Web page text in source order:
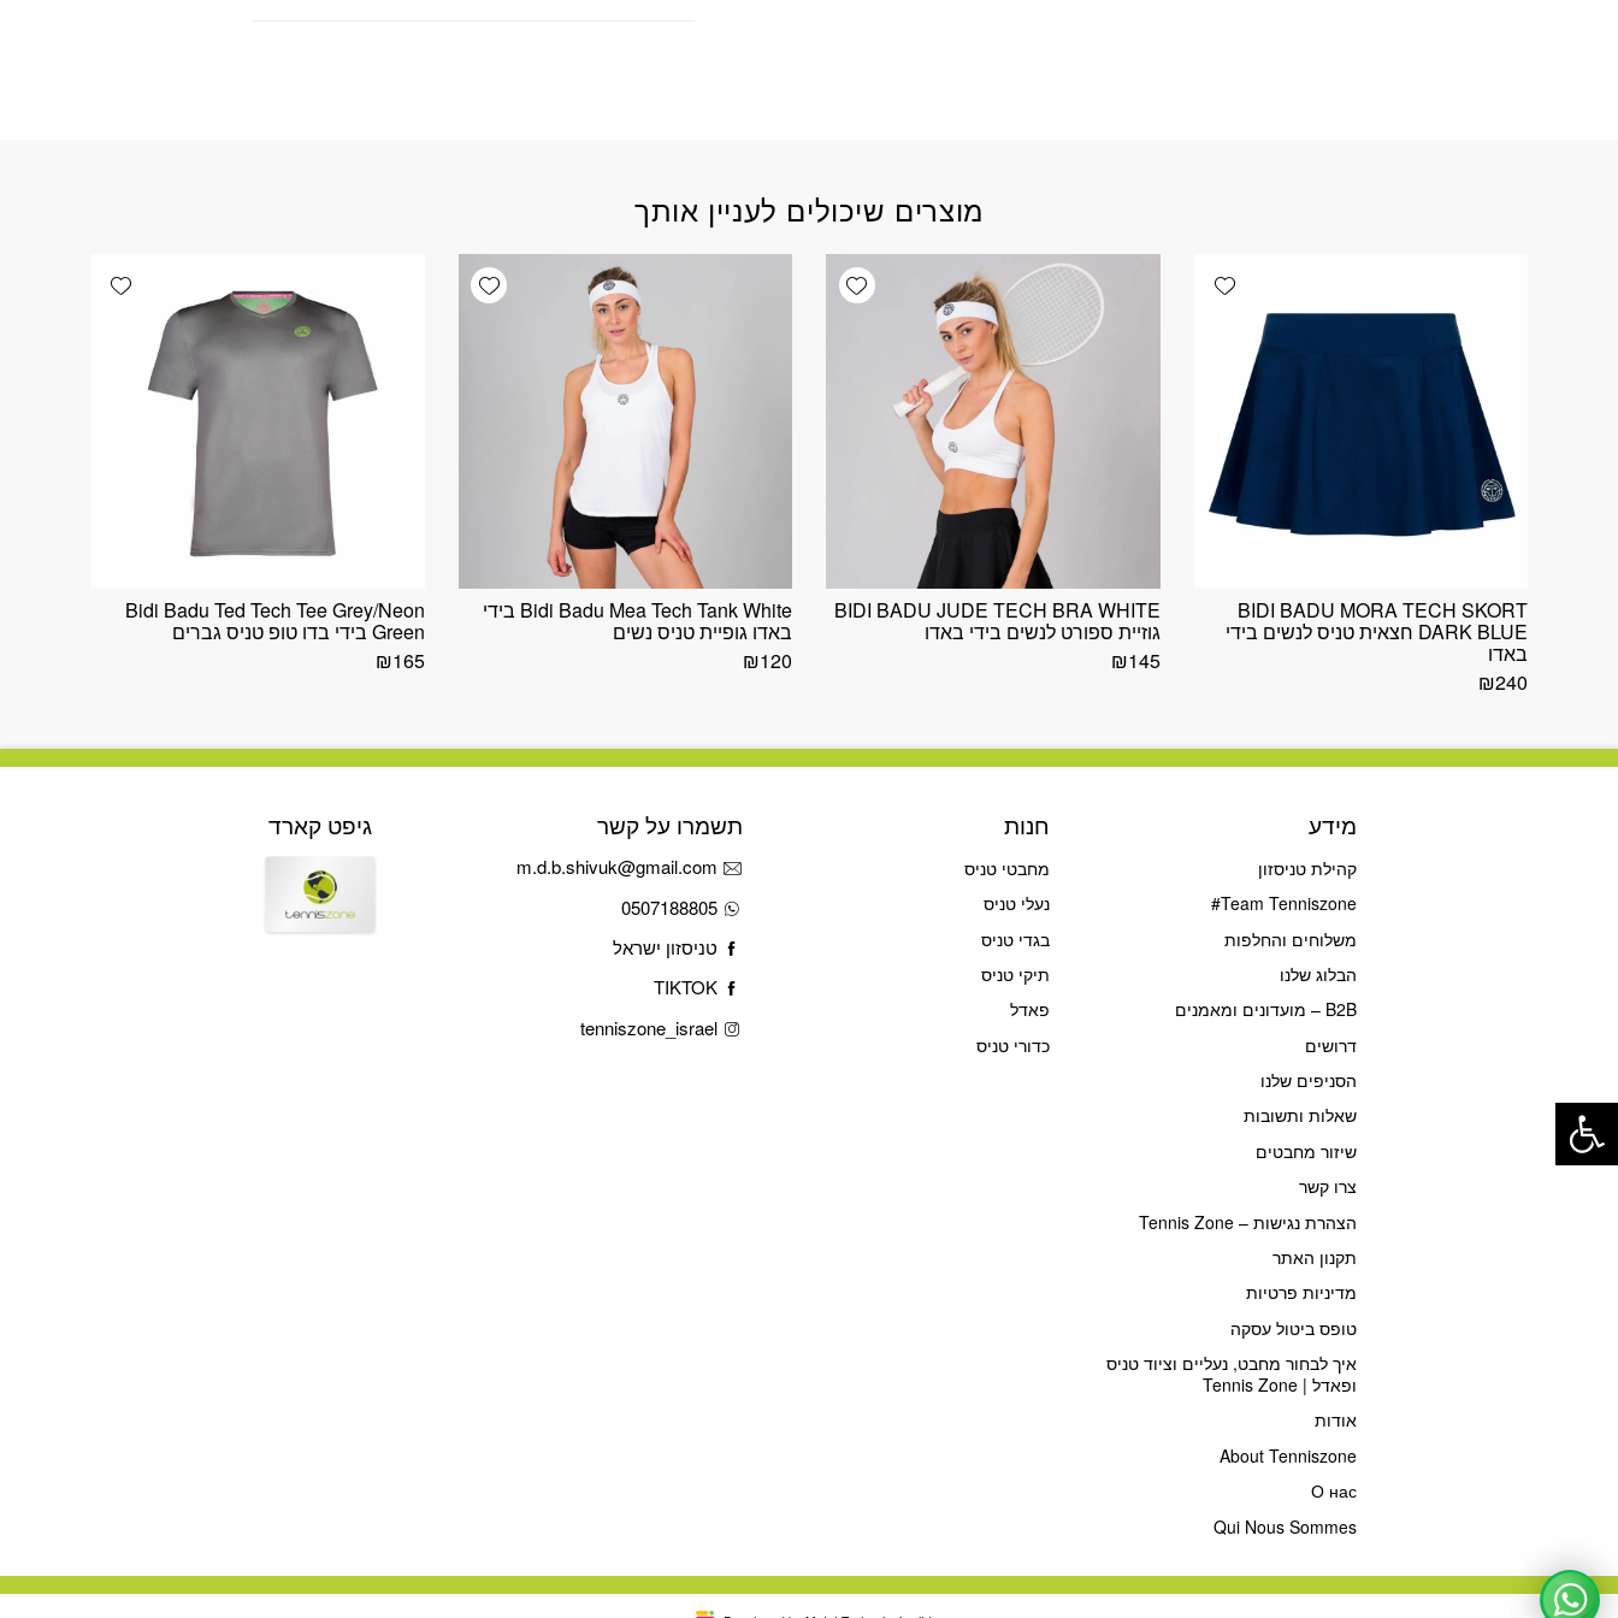
מוצרים שיכולים לעניין אותך
Add wishlist
BIDI BADU MORA TECH SKORT
DARK BLUE חצאית טניס לנשים בידי
באדו
₪240
Add wishlist
BIDI BADU JUDE TECH BRA WHITE
גוזיית ספורט לנשים בידי באדו
₪145
Add wishlist
Bidi Badu Mea Tech Tank White בידי
באדו גופיית טניס נשים
₪120
Add wishlist
Bidi Badu Ted Tech Tee Grey/Neon
Green בידי בדו טופ טניס גברים
₪165
מידע
קהילת טניסזון
Team Tenniszone#
משלוחים והחלפות
הבלוג שלנו
B2B – מועדונים ומאמנים
דרושים
הסניפים שלנו
שאלות ותשובות
שיזור מחבטים
צרו קשר
הצהרת נגישות – Tennis Zone
תקנון האתר
מדיניות פרטיות
טופס ביטול עסקה
איך לבחור מחבט, נעליים וציוד טניס
ופאדל | Tennis Zone
אודות
About Tenniszone
О нас
Qui Nous Sommes
חנות
מחבטי טניס
נעלי טניס
בגדי טניס
תיקי טניס
פאדל
כדורי טניס
תשמרו על קשר
m.d.b.shivuk@gmail.com
0507188805
טניסזון ישראל
TIKTOK
tenniszone_israel
גיפט קארד
פתח סרגל נגישות